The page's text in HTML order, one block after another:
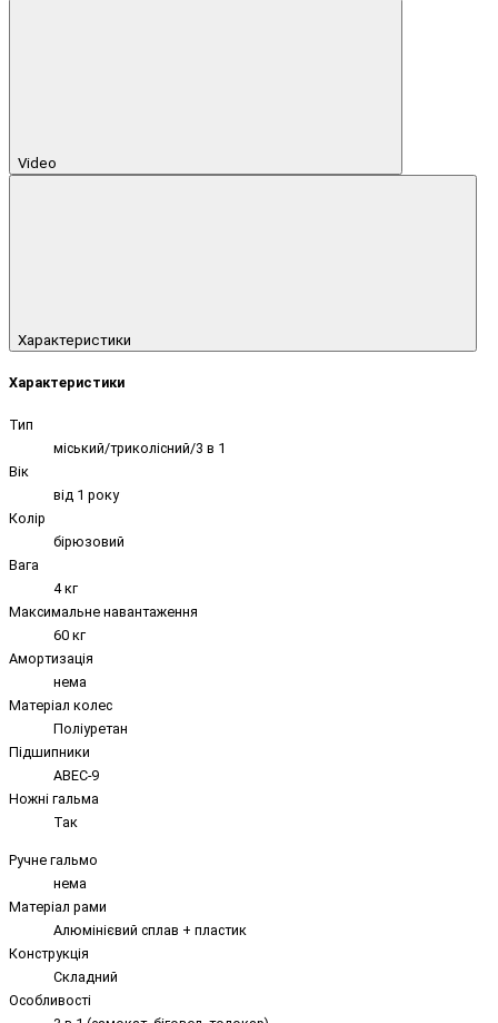
Video
Характеристики
Характеристики
Тип
міський/триколісний/3 в 1
Вік
від 1 року
Колір
бірюзовий
Вага
4 кг
Максимальне навантаження
60 кг
Амортизація
нема
Матеріал колес
Поліуретан
Підшипники
ABEC-9
Ножні гальма
Так
Ручне гальмо
нема
Матеріал рами
Алюмінієвий сплав + пластик
Конструкція
Складний
Особливості